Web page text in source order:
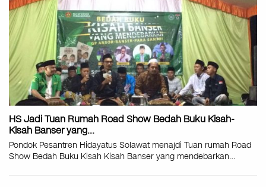
HS Jadi Tuan Rumah Road Show Bedah Buku Kisah-
Kisah Banser yang…
Pondok Pesantren Hidayatus Solawat menajdi Tuan rumah Road
Show Bedah Buku Kisah Kisah Banser yang mendebarkan…